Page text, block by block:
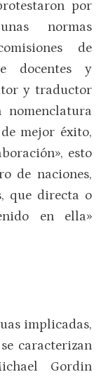
por
normas
de
docentes y
y traductor
nomenclatura
mejor éxito,
esto
de naciones,
que directa o
en ella»
implicadas,
caracterizan
Gordin